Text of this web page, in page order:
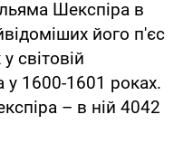
Шекспіра в
його п'єс
світовій
у 1600-1601 роках.
– в ній 4042